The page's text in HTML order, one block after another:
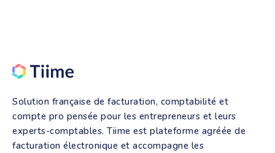
Solution française de facturation, comptabilité et
compte pro pensée pour les entrepreneurs et leurs
experts-comptables. Tiime est plateforme agréée de
facturation électronique et accompagne les